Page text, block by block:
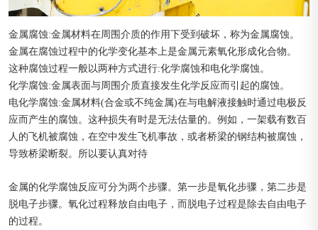
金属腐蚀:金属材料在周围介质的作用下受到破坏，称为金属腐蚀。
金属在腐蚀过程中的化学变化基本上是金属元素氧化形成化合物。
这种腐蚀过程一般以两种方式进行:化学腐蚀和电化学腐蚀。
化学腐蚀:金属表面与周围介质直接发生化学反应而引起的腐蚀。
电化学腐蚀:金属材料(合金或不纯金属)在与电解液接触时通过电极反
应而产生的腐蚀。这种损失有时是无法估量的。例如，一架载有数百
人的飞机被腐蚀，在空中发生飞机事故，或者桥梁的钢结构被腐蚀，
导致桥梁断裂。所以要认真对待
金属的化学腐蚀反应可分为两个步骤。第一步是氧化步骤，第二步是
脱电子步骤。氧化过程释放自由电子，而脱电子过程是除去自由电子
的过程。